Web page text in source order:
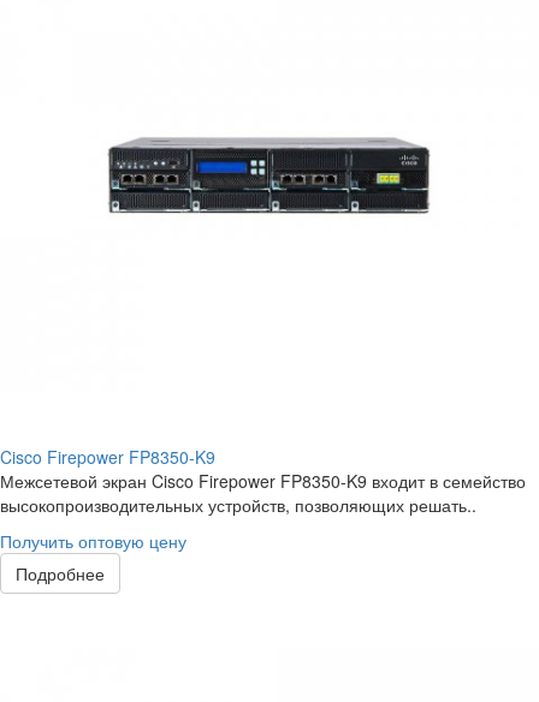
Cisco Firepower FP8350-K9
Межсетевой экран Cisco Firepower FP8350-K9 входит в семейство
высокопроизводительных устройств, позволяющих решать..
Получить оптовую цену
Подробнее